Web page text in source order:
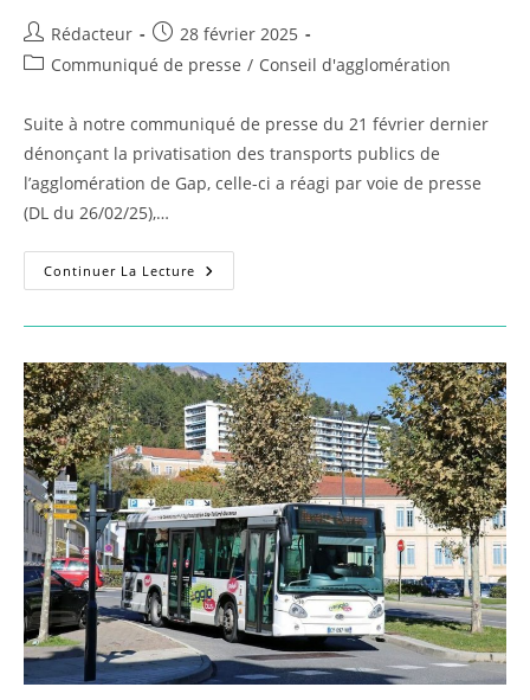
Auteur/autrice
de
Rédacteur
Publication
publiée :
28 février 2025
PostCommuniqué de presse / Conseil d'agglomération
Suite à notre communiqué de presse du 21 février dernier
dénonçant la privatisation des transports publics de
l’agglomération de Gap, celle-ci a réagi par voie de presse
(DL du 26/02/25),…
Continuer La Lecture Privatisation
Des
Publics
:
Les
Faits
Sont
Têtus
!